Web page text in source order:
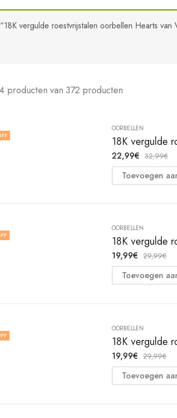
“18K vergulde roestvrijstalen oorbellen Hearts
producten van 372 producten
OORBELLEN
18K vergulde
22,99€ 32,99€
Toevoegen
OORBELLEN
18K vergulde
19,99€ 29,99€
Toevoegen
OORBELLEN
18K vergulde
19,99€ 29,99€
Toevoegen